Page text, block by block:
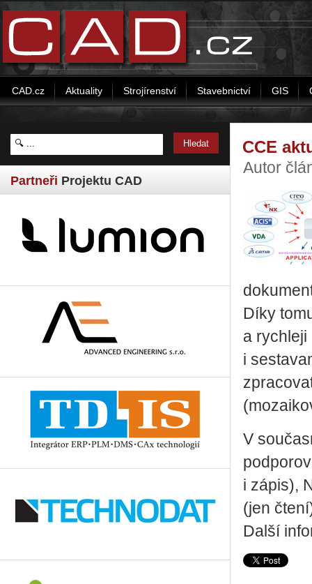
CAD.cz Aktuality Strojírenství Stavebnictví GIS
Partneři Projektu CAD
CCE
Autor
Díky
a rychleji
i
V
i zápis),
(jen
Další